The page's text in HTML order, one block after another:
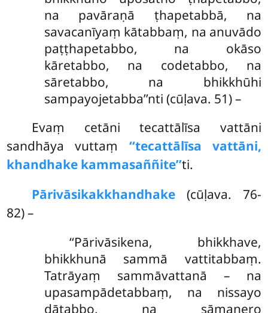
na pavāraṇā ṭhapetabbā, na
savacanīyaṃ kātabbaṃ, na anuvādo
paṭṭhapetabbo, na okāso
kāretabbo, na codetabbo, na
sāretabbo, na bhikkhūhi
sampayojetabba’’nti (cūḷava. 51) –
Evaṃ cetāni tecattālīsa vattāni
sandhāya vuttaṃ ‘‘tecattālīsa vattāni,
khandhake kammasaññite’’ti.
Pārivāsikakkhandhake (cūḷava. 76-
82) –
‘‘Pārivāsikena, bhikkhave,
bhikkhunā sammā vattitabbaṃ.
Tatrāyaṃ sammāvattanā – na
upasampādetabbaṃ, na nissayo
dātabbo, na sāmaṇero